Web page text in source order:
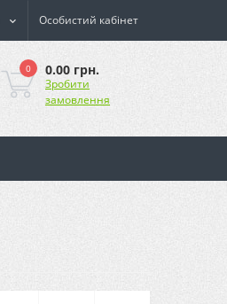
Особистий кабінет
0 0.00 грн.
Зробити
замовлення